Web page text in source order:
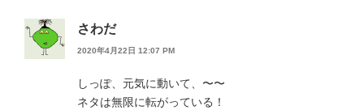
さわだ
2020年4月22日 12:07 PM
しっぽ、元気に動いて、〜〜
ネタは無限に転がっている！